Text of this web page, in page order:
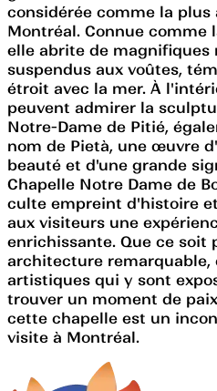
considérée comme la
Montréal. Connue comme
elle abrite de magnifiques
suspendus aux voûtes,
étroit avec la mer. À
peuvent admirer la
Notre-Dame de Pitié,
nom de Pietà, une œuvre
beauté et d'une grande
Chapelle Notre Dame de
culte empreint d'histoire
aux visiteurs une
enrichissante. Que ce soit
architecture remarquable,
artistiques qui y sont
trouver un moment de
cette chapelle est un
visite à Montréal.